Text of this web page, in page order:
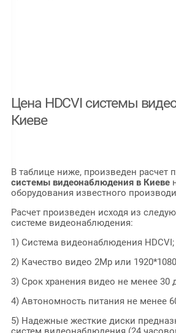
Цена HDCVI системы
Киеве
В таблице ниже, произведен расчет
системы видеонаблюдения в Киеве
оборудования известного
Расчет произведен исходя из
системе видеонаблюдения:
1) Система видеонаблюдения HDCVI;
2) Качество видео 2Mp или
3) Срок хранения видео не менее 30
4) Автономность питания не менее
5) Надежные жесткие диски